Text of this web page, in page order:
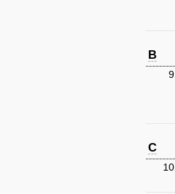
B
9.
C
10.